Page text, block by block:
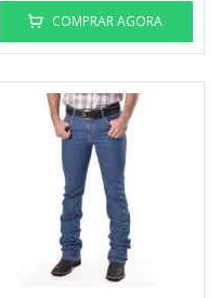
COMPRAR AGORA